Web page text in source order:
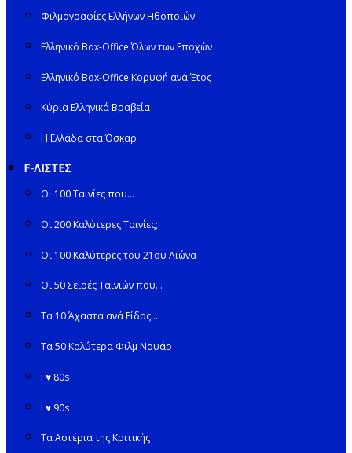
Φιλμογραφίες Ελλήνων Ηθοποιών
Ελληνικό Box-Office Όλων των Εποχών
Ελληνικό Box-Office Κορυφή ανά Έτος
Κύρια Ελληνικά Βραβεία
Η Ελλάδα στα Όσκαρ
F-ΛΙΣΤΕΣ
Οι 100 Ταινίες που…
Οι 200 Καλύτερες Ταινίες;.
Οι 100 Καλύτερες του 21ου Αιώνα
Οι 50 Σειρές Ταινιών που…
Τα 10 Άχαστα ανά Είδος…
Τα 50 Καλύτερα Φιλμ Νουάρ
I ♥ 80s
I ♥ 90s
Τα Αστέρια της Κριτικής